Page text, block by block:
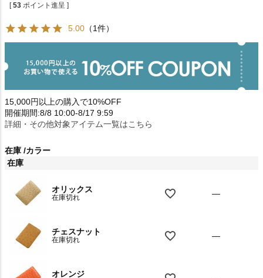
[ 53 ポイント進呈 ]
5.00 （1件）
15,000円以上の購入で10%OFF
開催期間:8/8 10:00-8/17 9:59
詳細・その他対象アイテム一覧はこちら
在庫 カラー
在庫
オリックス
在庫切れ —
チェスナット
在庫切れ —
オレンジ